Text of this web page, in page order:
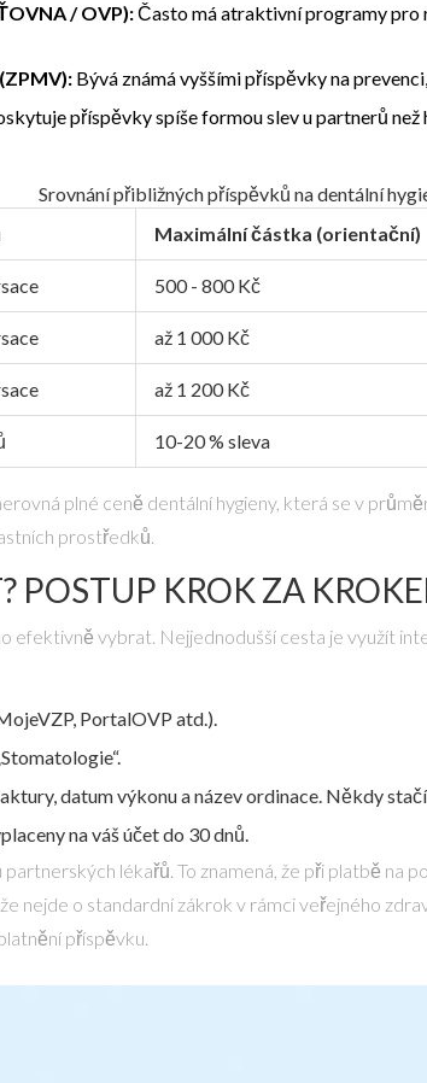
/ OVP):Často má atraktivní programy pro
Bývá známá vyššími příspěvky na
příspěvky spíše formou slev u partnerů
Srovnání přibližných příspěvků na dentální
Maximální částka (orientační)
500 - 800 Kč
až 1 000 Kč
až 1 200 Kč
10-20 % sleva
plné ceně dentální hygieny, která se v
prostředků.
POSTUP KROK ZA
efektivně vybrat. Nejjednodušší cesta je využít
PortalOVP atd.).
datum výkonu a název ordinace. Někdy
na váš účet do 30 dnů.
partnerských lékařů. To znamená, že při platbě na
nejde o standardní zákrok v rámci veřejného
příspěvku.